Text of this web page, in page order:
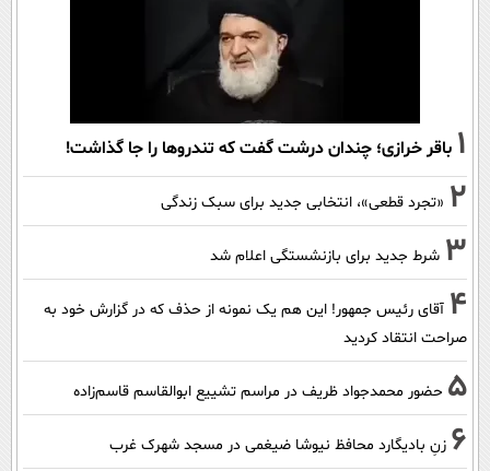
1 باقر خرازی؛ چندان درشت گفت که تندروها را جا گذاشت!
2 «تجرد قطعی»، انتخابی جدید برای سبک زندگی
3 شرط جدید برای بازنشستگی اعلام شد
4 آقای رئیس جمهور! این هم یک نمونه از حذف که در گزارش خود به
صراحت انتقاد کردید
5 حضور محمدجواد ظریف در مراسم تشییع ابوالقاسم قاسم‌زاده
6 زنِ بادیگارد محافظ نیوشا ضیغمی در مسجد شهرک غرب